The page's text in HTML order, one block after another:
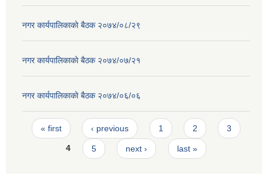
नगर कार्यपालिकाकाे बैठक २०७४/०८/२९
नगर कार्यपालिकाकाे बैठक २०७४/०७/२१
नगर कार्यपालिकाकाे बैठक २०७४/०६/०६
Pages
« first ‹ previous 1 2 3
4 5 next › last »